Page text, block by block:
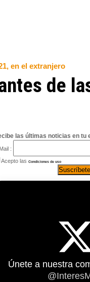
en el extranjero
de
las últimas noticias en tu
:
Acepto las Condiciones de uso
Únete a nuestra